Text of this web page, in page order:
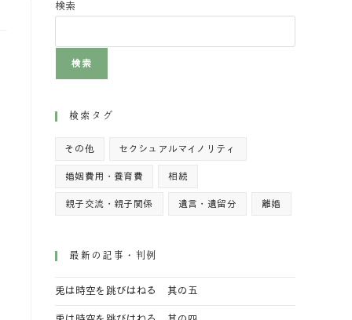
検索
検索
検索タグ
その他 セクシュアルマイノリティ
婚姻費用・養育費 相続
親子交流・親子関係 遺言・遺留分 離婚
最新の記事・判例
兎は時空を跳びはねる 其の五